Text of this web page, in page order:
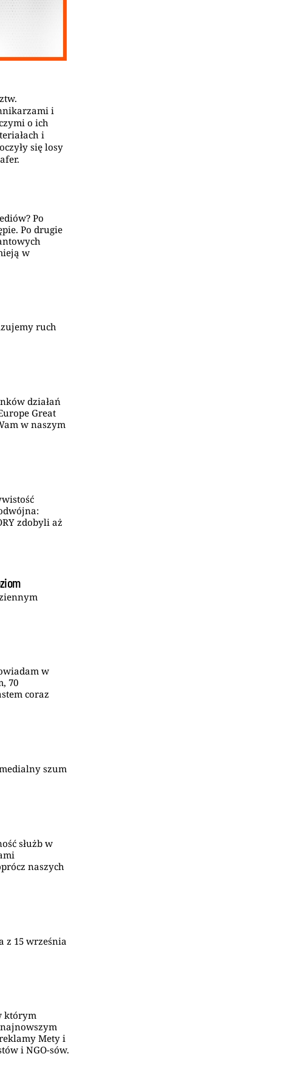
i
o ich
i
się losy
Po
Po drugie
w
ruch
działań
Great
w naszym
zdobyli aż
w
70
coraz
szum
służb w
naszych
z 15 września
którym
Mety i
i NGO-sów.